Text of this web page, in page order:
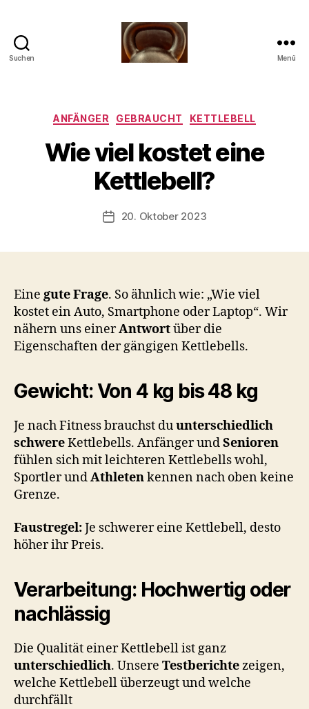
Suchen
der
Menü
Kategorien
ANFÄNGER GEBRAUCHT KETTLEBELL
Wie viel kostet eine
Kettlebell?
Beitragsautor
o
n
b
-
s
c
o
Beitragsdatum
20. Oktober 2023
Eine gute Frage. So ähnlich wie: „Wie viel
kostet ein Auto, Smartphone oder Laptop“. Wir
nähern uns einerAntwortüber die
Eigenschaften der gängigen Kettlebells.
Gewicht: Von 4 kg bis 48 kg
Je nach Fitness brauchst duunterschiedlich
schwereKettlebells. Anfänger undSenioren
fühlen sich mit leichteren Kettlebells wohl,
Sportler undAthletenkennen nach oben keine
Grenze.
Faustregel:Je schwerer eine Kettlebell, desto
höher ihr Preis.
Verarbeitung: Hochwertig oder
nachlässig
Die Qualität einer Kettlebell ist ganz
unterschiedlich. Unsere Testberichtezeigen,
welche Kettlebell überzeugt und welche
durchfällt